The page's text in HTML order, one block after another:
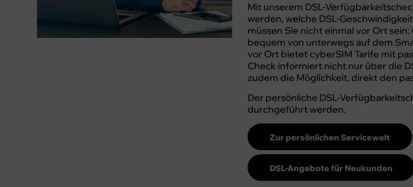
Mit unserem DSL-
werden, welche DSL-
müssen Sie nicht einmal vor Ort
bequem von unterwegs auf dem
vor Ort bietet cyberSIM Tarife mit
Check informiert nicht nur über die
zudem die Möglichkeit, direkt den
Der persönliche DSL-
durchgeführt werden.
Zur persönlichen Servicewelt
DSL-Angebote für Neukunden